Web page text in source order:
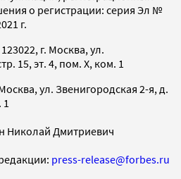
о регистрации: серия Эл №
г.
г. Москва, ул.
15, эт. 4, пом. X, ком. 1
ул. Звенигородская 2-я, д.
Николай Дмитриевич
press-release@forbes.ru